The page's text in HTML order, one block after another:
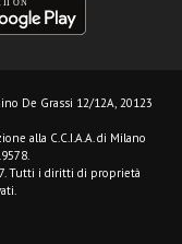
De Grassi 12/12A, 20123
alla C.C.I.A.A. di Milano
Tutti i diritti di proprietà